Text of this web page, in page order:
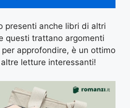
presenti anche libri di altri
questi trattano argomenti
approfondire, è un ottimo
letture interessanti!